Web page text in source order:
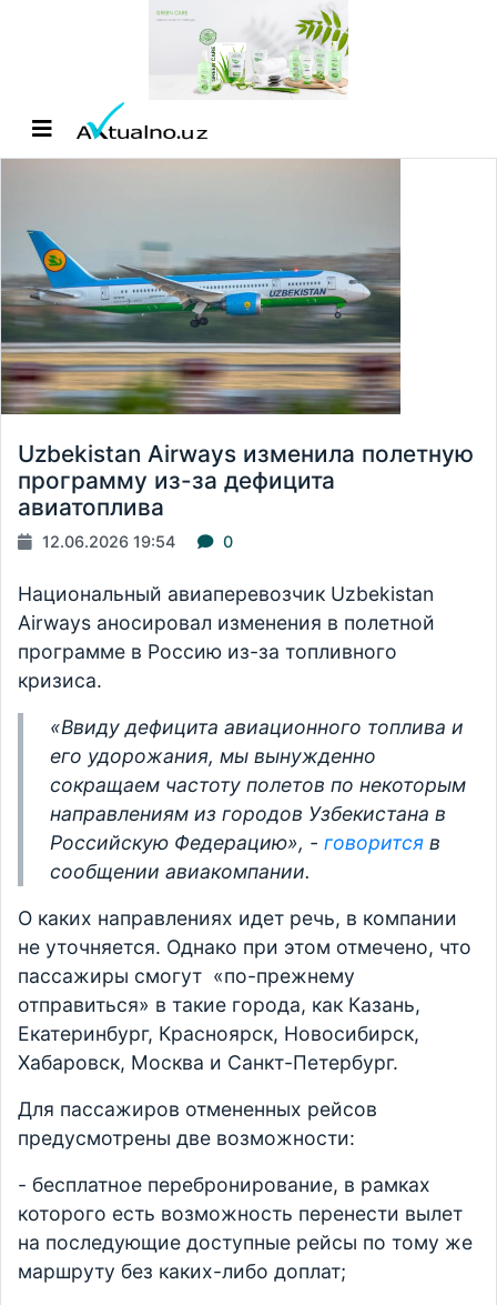
Uzbekistan Airways изменила полетную
программу из-за дефицита
авиатоплива
12.06.2026 19:54 0
Национальный авиаперевозчик Uzbekistan
Airways аносировал изменения в полетной
программе в Россию из-за топливного
кризиса.
«Ввиду дефицита авиационного топлива и
его удорожания, мы вынужденно
сокращаем частоту полетов по некоторым
направлениям из городов Узбекистана в
Российскую Федерацию», - говорится в
сообщении авиакомпании.
О каких направлениях идет речь, в компании
не уточняется. Однако при этом отмечено, что
пассажиры смогут «по-прежнему
отправиться» в такие города, как Казань,
Екатеринбург, Красноярск, Новосибирск,
Хабаровск, Москва и Санкт-Петербург.
Для пассажиров отмененных рейсов
предусмотрены две возможности:
- бесплатное перебронирование, в рамках
которого есть возможность перенести вылет
на последующие доступные рейсы по тому же
маршруту без каких-либо доплат;